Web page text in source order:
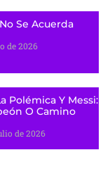
Se Acuerda
de 2026
Polémica Y Messi:
O Camino
de 2026